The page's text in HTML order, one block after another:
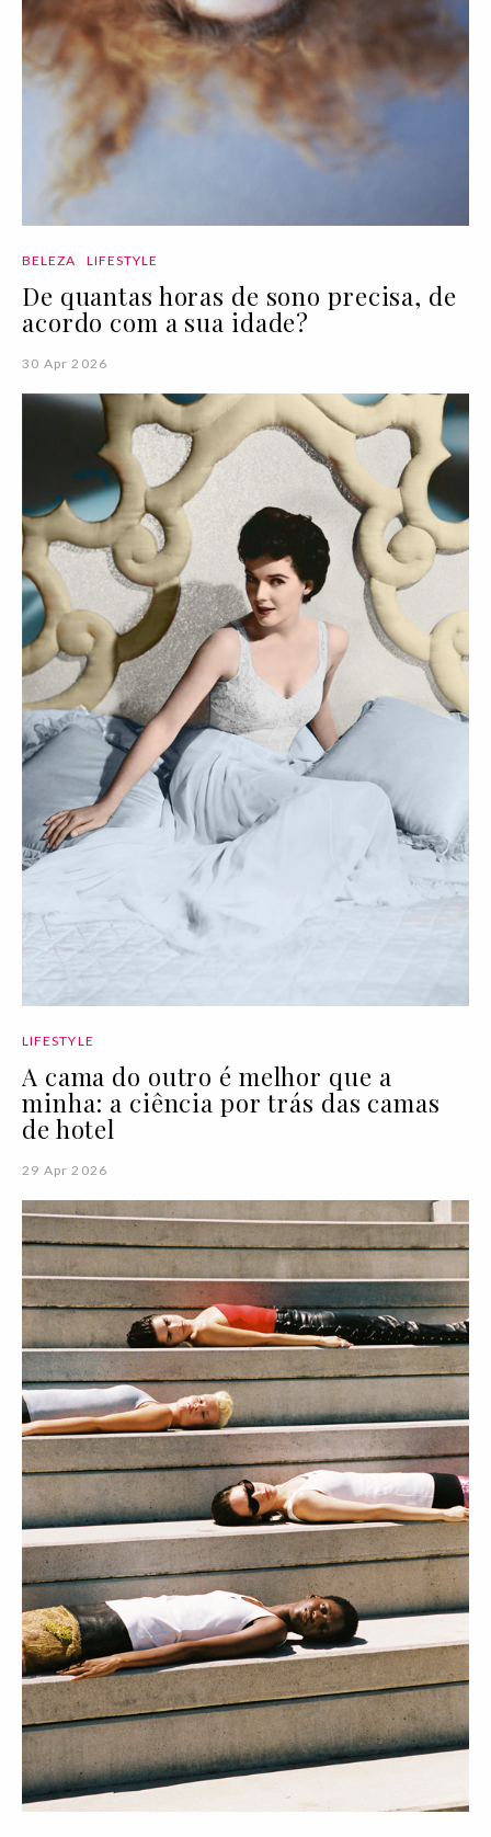
BELEZA LIFESTYLE
De quantas horas de sono precisa, de
acordo com a sua idade?
30 Apr 2026
LIFESTYLE
A cama do outro é melhor que a
minha: a ciência por trás das camas
de hotel
29 Apr 2026